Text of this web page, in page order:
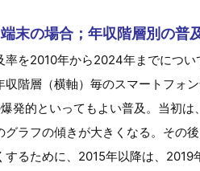
末の場合；年収階層別の普
を2010年から2024年までについ
階層（横軸）毎のスマートフォ
発的といってもよい普及。当初
グラフの傾きが大きくなる。その
するために、2015年以降は、